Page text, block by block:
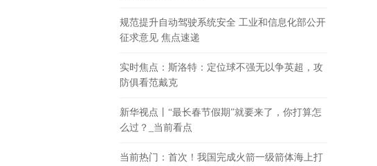
规范提升自动驾驶系统安全 工业和信息化部公开
征求意见 焦点速递
实时焦点：斯洛特：定位球不强无以争英超，攻
防俱看范戴克
新华视点丨“最长春节假期”就要来了，你打算怎
么过？_当前看点
当前热门：首次！我国完成火箭一级箭体海上打